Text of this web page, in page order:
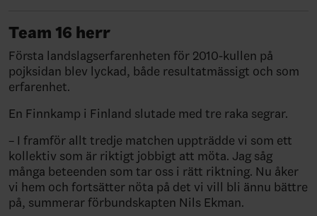
Team 16 herr
Första landslagserfarenheten för 2010-kullen på
pojksidan blev lyckad, både resultatmässigt och som
erfarenhet.
En Finnkamp i Finland slutade med tre raka segrar.
– I framför allt tredje matchen uppträdde vi som ett
kollektiv som är riktigt jobbigt att möta. Jag såg
många beteenden som tar oss i rätt riktning. Nu åker
vi hem och fortsätter nöta på det vi vill bli ännu bättre
på, summerar förbundskapten Nils Ekman.